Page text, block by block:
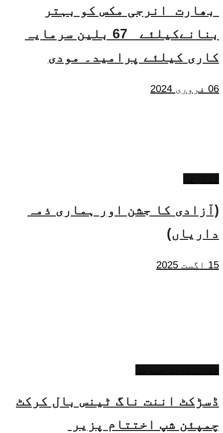
بھارت انرجی مکس کو بہتر
بنانےکیلئے 67 بلین سرمایہ
کاری کیلئے پرامید۔ مودی
06 فروری 2024
(آزادی کا جشن اور ہماری ذمہ
داریاں)
15 اگست 2025
ڈسڑکٹ اننت ناگ ٹینس بال کرکٹ
چمپئن شپ اختتام پزیر